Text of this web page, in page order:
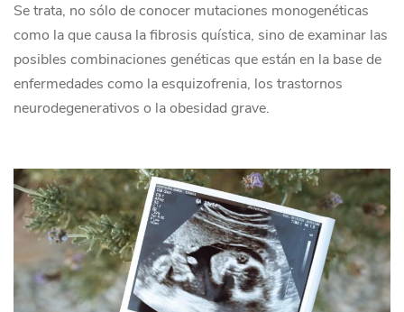
Se trata, no sólo de conocer mutaciones monogenéticas
como la que causa la fibrosis quística, sino de examinar las
posibles combinaciones genéticas que están en la base de
enfermedades como la esquizofrenia, los trastornos
neurodegenerativos o la obesidad grave.